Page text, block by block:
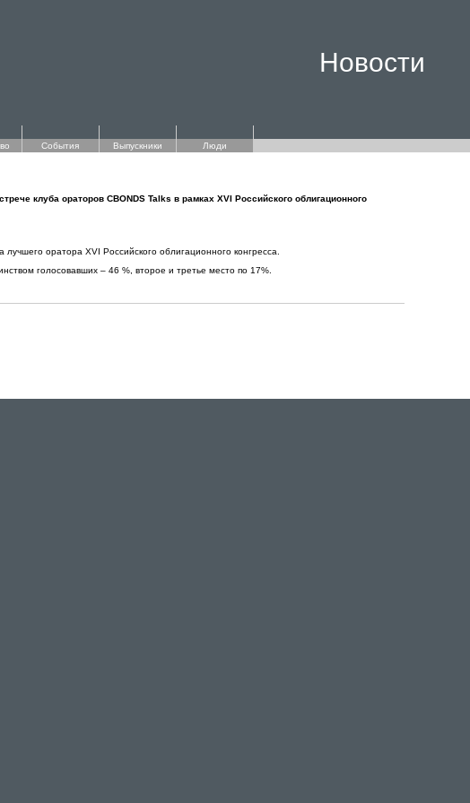
Новости
События Выпускники Люди
клуба ораторов CBONDS Talks в рамках XVI Российского облигационного
оратора XVI Российского облигационного конгресса.
голосовавших – 46 %, второе и третье место по 17%.